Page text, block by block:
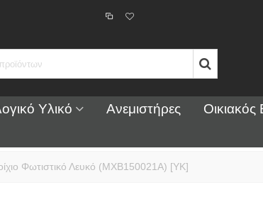
Υλικό Ανεμιστήρες
Οικιακός
Φωτιστικό Λευκό (MXB150021A) [ΥΚ]